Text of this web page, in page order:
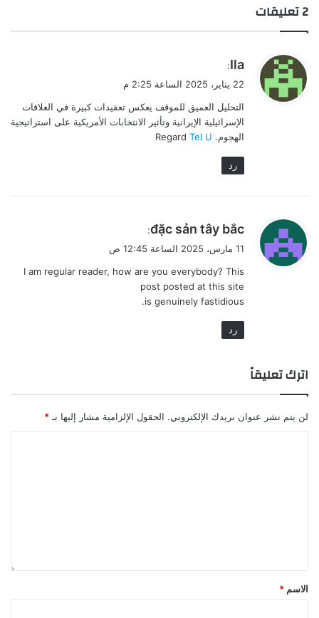
‫2 تعليقات
ي
ل
Ila
:
22 يناير، 2025 الساعة 2:25 م
التحليل العميق للموقف يعكس تعقيدات كبيرة في العلاقات
الإسرائيلية الإيرانية وتأثير الانتخابات الأمريكية على استراتيجية
الهجوم. Regard Tel U
رد
ي
ل
đặc sản tây bắc
:
11 مارس، 2025 الساعة 12:45 ص
I am regular reader, how are you everybody? This
post posted at this site
is genuinely fastidious.
رد
اترك تعليقاً
لن يتم نشر عنوان بريدك الإلكتروني. الحقول الإلزامية مشار إليها بـ *
الاسم *